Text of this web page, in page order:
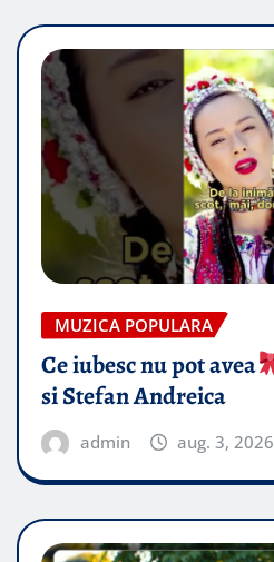
MUZICA POPULARA
Ce iubesc nu pot avea
si Stefan Andreica
admin aug. 3, 2026